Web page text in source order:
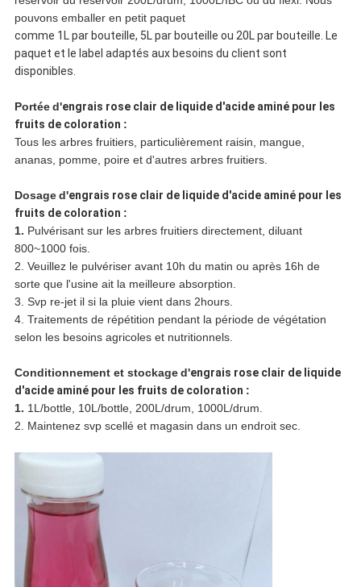
pouvons emballer en petit paquet
comme 1L par bouteille, 5L par bouteille ou 20L par bouteille. Le
paquet et le label adaptés aux besoins du client sont
disponibles.
Portéed'engrais rose clair de liquide d'acide aminé pour les
fruits de coloration :
Tous les arbres fruitiers, particulièrement raisin, mangue,
ananas, pomme, poire et d'autres arbres fruitiers.
Dosaged'engrais rose clair de liquide d'acide aminé pour les
fruits de coloration :
1. Pulvérisant sur les arbres fruitiers directement, diluant
800~1000 fois.
2. Veuillez le pulvériser avant 10h du matin ou après 16h de
sorte que l'usine ait la meilleure absorption.
3. Svp re-jet il si la pluie vient dans 2hours.
4. Traitements de répétition pendant la période de végétation
selon les besoins agricoles et nutritionnels.
Conditionnement et stockaged'engrais rose clair de liquide
d'acide aminé pour les fruits de coloration :
1. 1L/bottle, 10L/bottle, 200L/drum, 1000L/drum.
2. Maintenez svp scellé et magasin dans un endroit sec.